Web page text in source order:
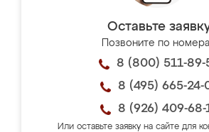
Оставьте
Позвоните по
8 (800) 511-89-
8 (495) 665-24-
8 (926) 409-68-
Или оставьте заявку на сайте для